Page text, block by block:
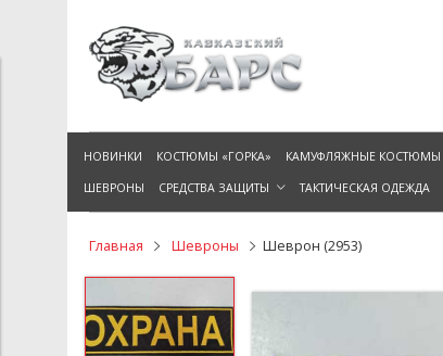
НОВИНКИ КОСТЮМЫ «ГОРКА» КАМУФЛЯЖНЫЕ КОСТЮМЫ
ШЕВРОНЫ СРЕДСТВА ЗАЩИТЫ ТАКТИЧЕСКАЯ ОДЕЖДА
Главная Шевроны Шеврон (2953)